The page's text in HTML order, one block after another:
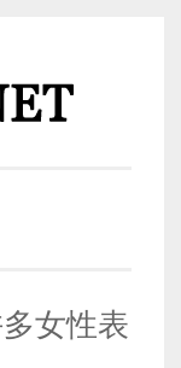
女性表